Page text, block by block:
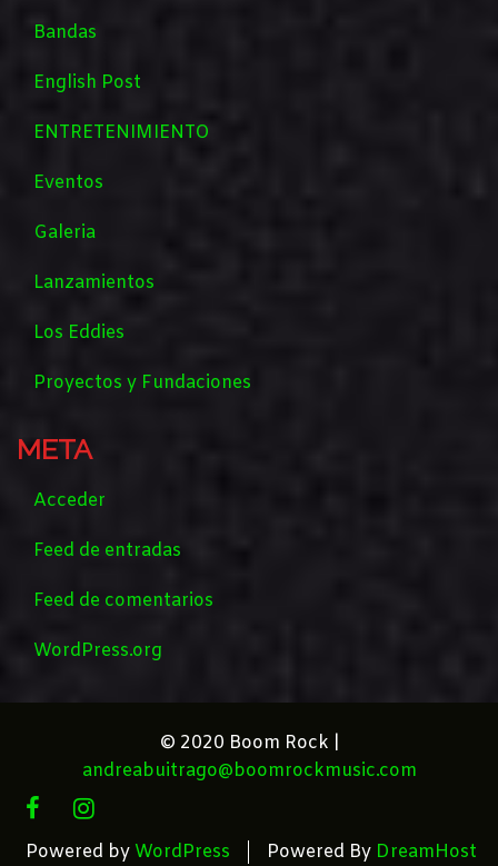
Bandas
English Post
ENTRETENIMIENTO
Eventos
Galeria
Lanzamientos
Los Eddies
Proyectos y Fundaciones
META
Acceder
Feed de entradas
Feed de comentarios
WordPress.org
© 2020 Boom Rock |
andreabuitrago@boomrockmusic.com
FACEBOOK
Powered by WordPress Powered By DreamHost